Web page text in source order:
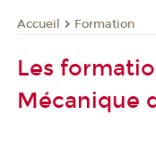
Accueil Formation
Les
Mécanique